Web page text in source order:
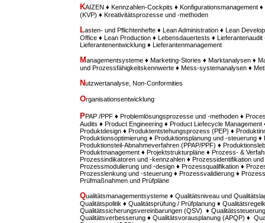
KAIZEN ♦ Kennzahlen-Cockpits ♦ Konfigurationsmanagement
(KVP) ♦ Kreativitätsprozesse und -methoden
Lasten- und Pflichtenhefte ♦ Lean Administration ♦ Lean
Office ♦ Lean Production ♦ Lebensdauertests ♦ Lieferantenaudit
Lieferantenentwicklung ♦ Lieferantenmanagement
Managementsysteme ♦ Marketing-Stories ♦ Marktanalysen ♦
und Prozessfähigkeitskennwerte ♦ Mess-systemanalysen ♦
Nutzwertanalyse, Non-Conformities
Organisationsentwicklung
PPAP /PPF ♦ Problemlösungsprozesse und -methoden ♦
Audits ♦ Product Engineering ♦ Product Liefecycle
Produktdesign ♦ Produktentstehungsprozess (PEP) ♦
Produktionsoptimierung ♦ Produktionsplanung und -steuerung
Produktionsteil-Abnahmeverfahren (PPAP/PPF) ♦
Produktmanagement ♦ Projektstrukturpläne ♦ Prozess- &
Prozessindikatoren und -kennzahlen ♦ Prozessidentifikation
Prozessmodulierung und -design ♦ Prozessqualifikation ♦
Prozesslenkung und -steuerung ♦ Prozessvalidierung ♦
Prüfmaßnahmen und Prüfpläne
Qualitätsmanagementsysteme ♦ Qualitätsniveau und
Qualitätspolitik ♦ Qualitätsprüfung / Prüfplanung ♦
Qualitätssicherungsvereinbarungen (QSV) ♦
Qualitätsverbesserung ♦ Qualitätsvorausplanung (APQP) ♦